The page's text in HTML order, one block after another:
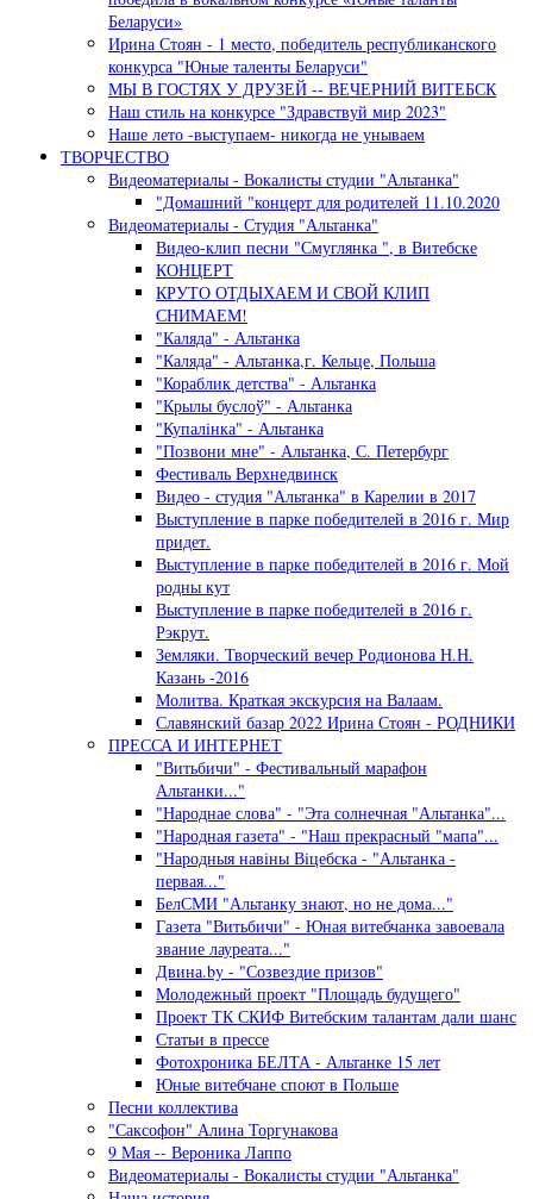
Беларуси»
Ирина Стоян - 1 место, победитель республиканского
конкурса "Юные таленты Беларуси"
МЫ В ГОСТЯХ У ДРУЗЕЙ -- ВЕЧЕРНИЙ ВИТЕБСК
Наш стиль на конкурсе "Здравствуй мир 2023"
Наше лето -выступаем- никогда не унываем
ТВОРЧЕСТВО
Видеоматериалы - Вокалисты студии "Альтанка"
"Домашний "концерт для родителей 11.10.2020
Видеоматериалы - Студия "Альтанка"
Видео-клип песни "Смуглянка ", в Витебске
КОНЦЕРТ
КРУТО ОТДЫХАЕМ И СВОЙ КЛИП
СНИМАЕМ!
"Каляда" - Альтанка
"Каляда" - Альтанка,г. Кельце, Польша
"Кораблик детства" - Альтанка
"Крылы буслоў" - Альтанка
"Купалiнка" - Альтанка
"Позвони мне" - Альтанка, С. Петербург
Фестиваль Верхнедвинск
Видео - студия "Альтанка" в Карелии в 2017
Выступление в парке победителей в 2016 г. Мир
придет.
Выступление в парке победителей в 2016 г. Мой
родны кут
Выступление в парке победителей в 2016 г.
Рэкрут.
Земляки. Творческий вечер Родионова Н.Н.
Казань -2016
Молитва. Краткая экскурсия на Валаам.
Славянский базар 2022 Ирина Стоян - РОДНИКИ
ПРЕССА И ИНТЕРНЕТ
"Витьбичи" - Фестивальный марафон
Альтанки..."
"Народнае слова" - "Эта солнечная "Альтанка"...
"Народная газета" - "Наш прекрасный "мапа"...
"Народныя навiны Вiцебска - "Альтанка -
первая..."
БелСМИ "Альтанку знают, но не дома..."
Газета "Витьбичи" - Юная витебчанка завоевала
звание лауреата..."
Двина.by - "Созвездие призов"
Молодежный проект "Площадь будущего"
Проект ТК СКИФ Витебским талантам дали шанс
Статьи в прессе
Фотохроника БЕЛТА - Альтанке 15 лет
Юные витебчане споют в Польше
Песни коллектива
"Саксофон" Алина Торгунакова
9 Мая -- Вероника Лаппо
Видеоматериалы - Вокалисты студии "Альтанка"